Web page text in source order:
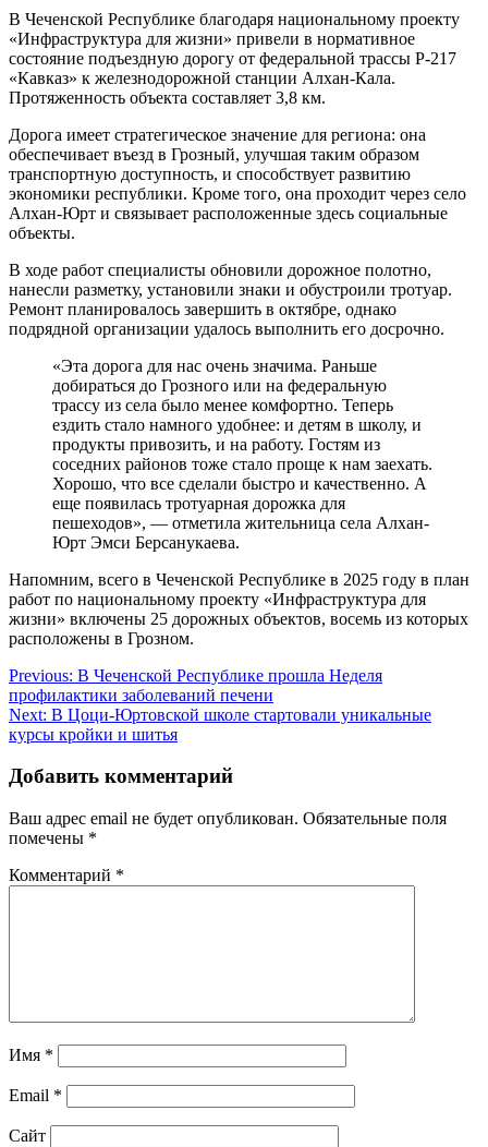
В Чеченской Республике благодаря национальному проекту
«Инфраструктура для жизни» привели в нормативное
состояние подъездную дорогу от федеральной трассы Р-217
«Кавказ» к железнодорожной станции Алхан-Кала.
Протяженность объекта составляет 3,8 км.
Дорога имеет стратегическое значение для региона: она
обеспечивает въезд в Грозный, улучшая таким образом
транспортную доступность, и способствует развитию
экономики республики. Кроме того, она проходит через село
Алхан-Юрт и связывает расположенные здесь социальные
объекты.
В ходе работ специалисты обновили дорожное полотно,
нанесли разметку, установили знаки и обустроили тротуар.
Ремонт планировалось завершить в октябре, однако
подрядной организации удалось выполнить его досрочно.
«Эта дорога для нас очень значима. Раньше
добираться до Грозного или на федеральную
трассу из села было менее комфортно. Теперь
ездить стало намного удобнее: и детям в школу, и
продукты привозить, и на работу. Гостям из
соседних районов тоже стало проще к нам заехать.
Хорошо, что все сделали быстро и качественно. А
еще появилась тротуарная дорожка для
пешеходов», — отметила жительница села Алхан-
Юрт Эмси Берсанукаева.
Напомним, всего в Чеченской Республике в 2025 году в план
работ по национальному проекту «Инфраструктура для
жизни» включены 25 дорожных объектов, восемь из которых
расположены в Грозном.
Навигация
по
записям
Previous: В Чеченской Республике прошла Неделя
профилактики заболеваний печени
Next: В Цоци-Юртовской школе стартовали уникальные
курсы кройки и шитья
Добавить комментарий
Ваш адрес email не будет опубликован. Обязательные поля
помечены *
Комментарий *
Имя *
Email *
Сайт